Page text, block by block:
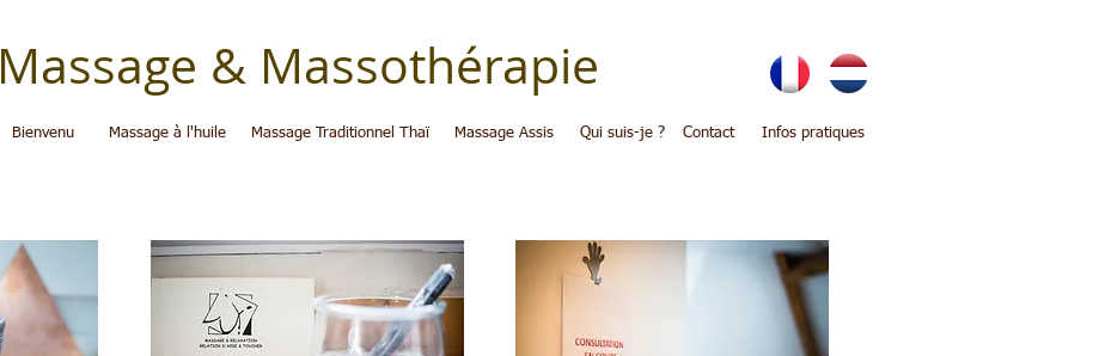
Welkom
Massage & Massothérapie
Bienvenu Massage à l'huile Massage Traditionnel Thaï Massage Assis Qui suis-je ? Contact Infos pratiques